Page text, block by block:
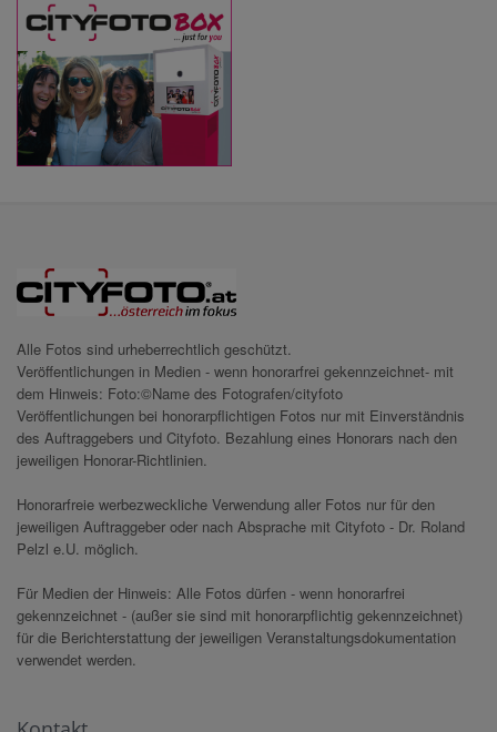
Alle Fotos sind urheberrechtlich geschützt.
Veröffentlichungen in Medien - wenn honorarfrei gekennzeichnet- mit
dem Hinweis: Foto:©Name des Fotografen/cityfoto
Veröffentlichungen bei honorarpflichtigen Fotos nur mit Einverständnis
des Auftraggebers und Cityfoto. Bezahlung eines Honorars nach den
jeweiligen Honorar-Richtlinien.
Honorarfreie werbezweckliche Verwendung aller Fotos nur für den
jeweiligen Auftraggeber oder nach Absprache mit Cityfoto - Dr. Roland
Pelzl e.U. möglich.
Für Medien der Hinweis: Alle Fotos dürfen - wenn honorarfrei
gekennzeichnet - (außer sie sind mit honorarpflichtig gekennzeichnet)
für die Berichterstattung der jeweiligen Veranstaltungsdokumentation
verwendet werden.